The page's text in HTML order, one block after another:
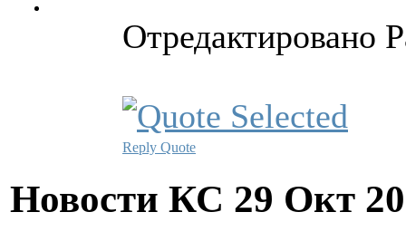
Отредактировано
Reply Quote
Новости КС 29 Окт